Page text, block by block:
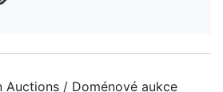
Auctions / Doménové aukce